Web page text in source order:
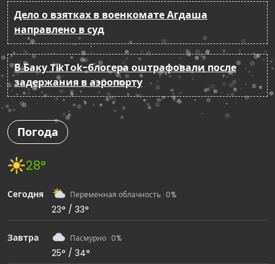
Дело о взятках в военкомате Агдаша
направлено в суд
В Баку TikTok-блогера оштрафовали после
задержания в аэропорту
Погода
28°
Сегодня Переменная облачность · 0%
23° / 33°
Завтра Пасмурно · 0%
25° / 34°